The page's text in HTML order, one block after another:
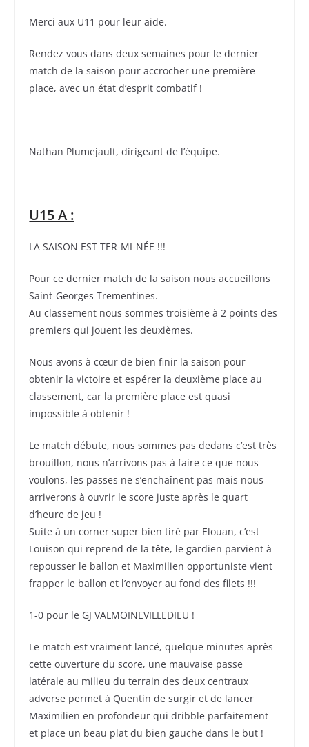
Merci aux U11 pour leur aide.
Rendez vous dans deux semaines pour le dernier
match de la saison pour accrocher une première
place, avec un état d’esprit combatif !
Nathan Plumejault, dirigeant de l’équipe.
U15 A :
LA SAISON EST TER-MI-NÉE !!!
Pour ce dernier match de la saison nous accueillons
Saint-Georges Trementines.
Au classement nous sommes troisième à 2 points des
premiers qui jouent les deuxièmes.
Nous avons à cœur de bien finir la saison pour
obtenir la victoire et espérer la deuxième place au
classement, car la première place est quasi
impossible à obtenir !
Le match débute, nous sommes pas dedans c’est très
brouillon, nous n’arrivons pas à faire ce que nous
voulons, les passes ne s’enchaînent pas mais nous
arriverons à ouvrir le score juste après le quart
d’heure de jeu !
Suite à un corner super bien tiré par Elouan, c’est
Louison qui reprend de la tête, le gardien parvient à
repousser le ballon et Maximilien opportuniste vient
frapper le ballon et l’envoyer au fond des filets !!!
1-0 pour le GJ VALMOINEVILLEDIEU !
Le match est vraiment lancé, quelque minutes après
cette ouverture du score, une mauvaise passe
latérale au milieu du terrain des deux centraux
adverse permet à Quentin de surgir et de lancer
Maximilien en profondeur qui dribble parfaitement
et place un beau plat du bien gauche dans le but !